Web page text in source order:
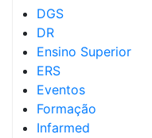
DGS
DR
Ensino Superior
ERS
Eventos
Formação
Infarmed